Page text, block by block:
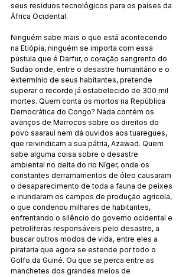
seus resíduos tecnológicos para os países da
África Ocidental.
Ninguém sabe mais o que está acontecendo
na Etiópia, ninguém se importa com essa
pústula que é Darfur, o coração sangrento do
Sudão onde, entre o desastre humanitário e o
extermínio de seus habitantes, pretende
superar o recorde já estabelecido de 300 mil
mortes. Quem conta os mortos na República
Democrática do Congo? Nada contém os
avanços de Marrocos sobre os direitos do
povo saarauí nem dá ouvidos aos tuaregues,
que reivindicam a sua pátria, Azawad. Quem
sabe alguma coisa sobre o desastre
ambiental no delta do rio Níger, onde os
constantes derramamentos de óleo causaram
o desaparecimento de toda a fauna de peixes
e inundaram os campos de produção agrícola,
o que condenou milhares de habitantes,
enfrentando o silêncio do governo ocidental e
petrolíferas responsáveis ​​pelo desastre, a
buscar outros modos de vida, entre eles a
pirataria que agora se estende por todo o
Golfo da Guiné. Ou que se perca entre as
manchetes dos grandes meios de